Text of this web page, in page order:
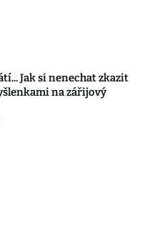
Jak si nenechat zkazit
na zářijový